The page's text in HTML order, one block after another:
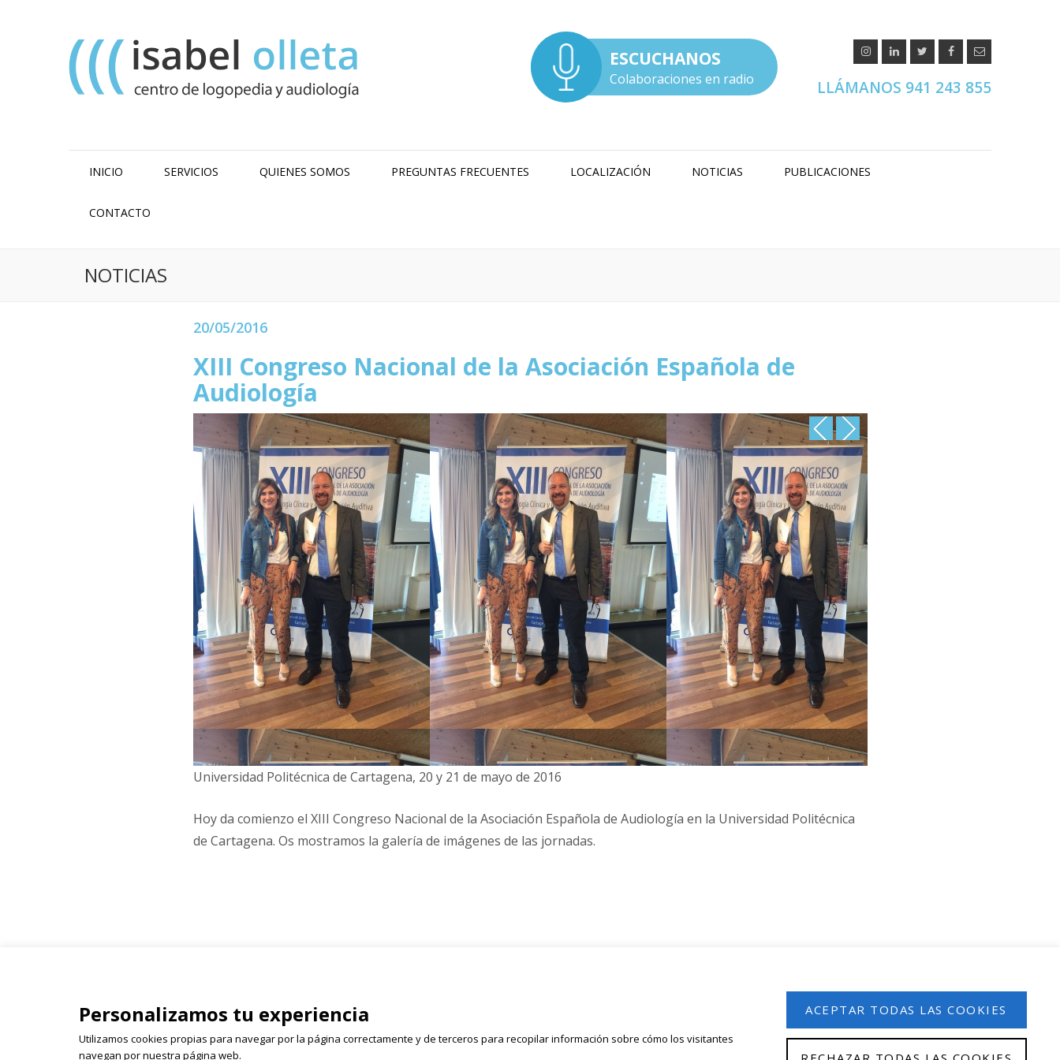
LLÁMANOS 941 243 855
ESCUCHANOS
Colaboraciones en radio
INICIO SERVICIOS QUIENES SOMOS PREGUNTAS FRECUENTES LOCALIZACIÓN NOTICIAS PUBLICACIONES
CONTACTO
NOTICIAS
20/05/2016
XIII Congreso Nacional de la Asociación Española de
Audiología
Universidad Politécnica de Cartagena, 20 y 21 de mayo de 2016
Hoy da comienzo el XIII Congreso Nacional de la Asociación Española de Audiología en la Universidad Politécnica
de Cartagena. Os mostramos la galería de imágenes de las jornadas.
26003 Logroño
941 243 855 | 618 522 655 | 628 054 050
isabelolleta@centroisabelolleta.com
Registrate en nuestro boletín de noticias
Personalizamos tu experiencia
Utilizamos cookies propias para navegar por la página correctamente y de terceros para recopilar información sobre cómo los visitantes
navegan por nuestra página web.
ACEPTAR TODAS LAS COOKIES